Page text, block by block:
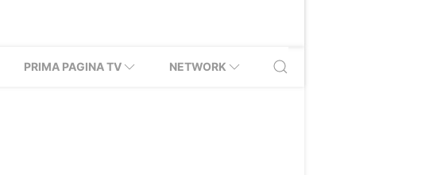
PRIMA PAGINA TV NETWORK